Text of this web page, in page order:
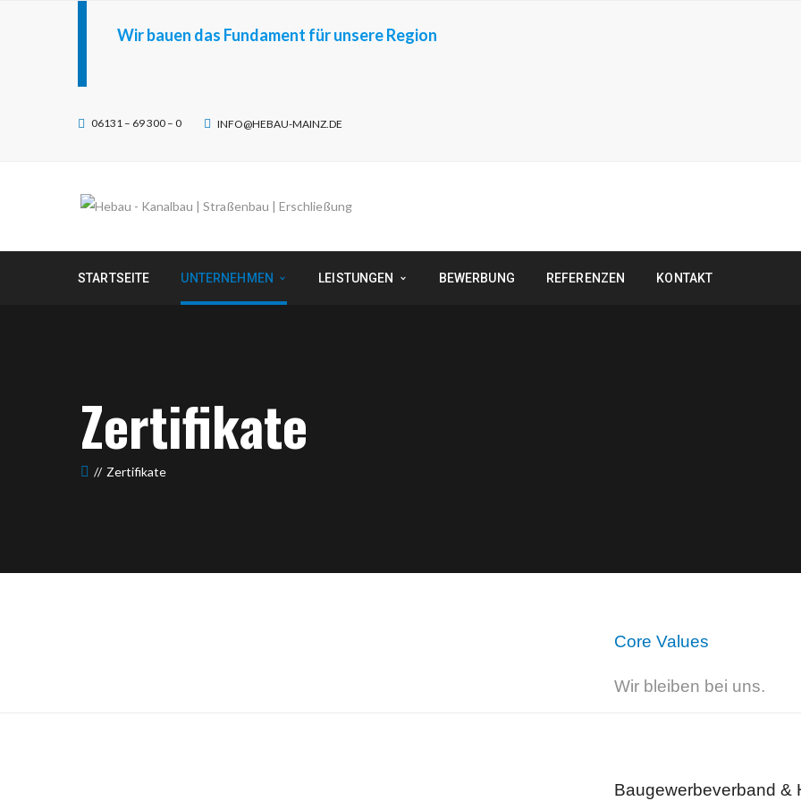
Wir bauen das Fundament für unsere Region
06131 – 69 300 – 0 INFO@HEBAU-MAINZ.DE
STARTSEITE UNTERNEHMEN LEISTUNGEN BEWERBUNG REFERENZEN KONTAKT
Zertifikate
Zertifikate
Core Values
Wir bleiben bei uns.
Baugewerbeverband &